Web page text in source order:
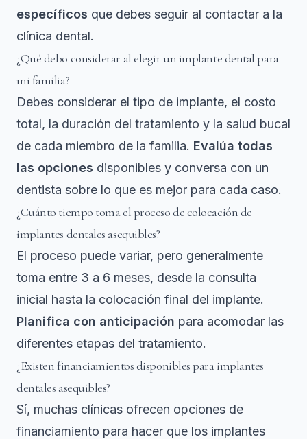
específicos que debes seguir al contactar a la
clínica dental.
¿Qué debo considerar al elegir un implante dental para
mi familia?
Debes considerar el tipo de implante, el costo
total, la duración del tratamiento y la salud bucal
de cada miembro de la familia. Evalúa todas
las opciones disponibles y conversa con un
dentista sobre lo que es mejor para cada caso.
¿Cuánto tiempo toma el proceso de colocación de
implantes dentales asequibles?
El proceso puede variar, pero generalmente
toma entre 3 a 6 meses, desde la consulta
inicial hasta la colocación final del implante.
Planifica con anticipación para acomodar las
diferentes etapas del tratamiento.
¿Existen financiamientos disponibles para implantes
dentales asequibles?
Sí, muchas clínicas ofrecen opciones de
financiamiento para hacer que los implantes